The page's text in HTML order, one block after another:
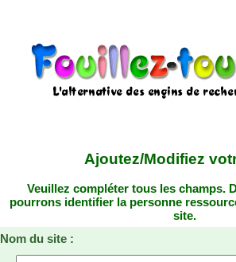
Ajoutez/Modifiez
Veuillez compléter tous les champs.
pourrons identifier la personne
site.
Nom du site :